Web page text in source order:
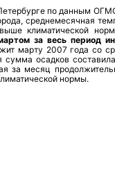
по данным
среднемесячная
климатической
за весь период
марту 2007 года со
сумма осадков
за месяц
нормы.